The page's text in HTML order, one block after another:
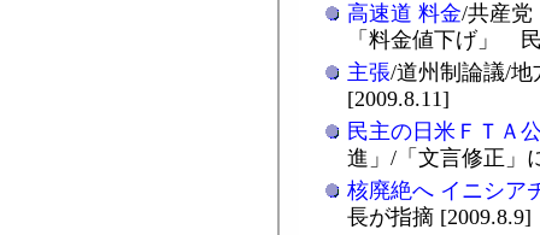
高速道 料金/共産
「料金値下げ」
主張/道州制論議/地
[2009.8.11]
民主の日米ＦＴＡ
進」/「文言修正」
核廃絶へ イニシア
長が指摘 [2009.8.9]